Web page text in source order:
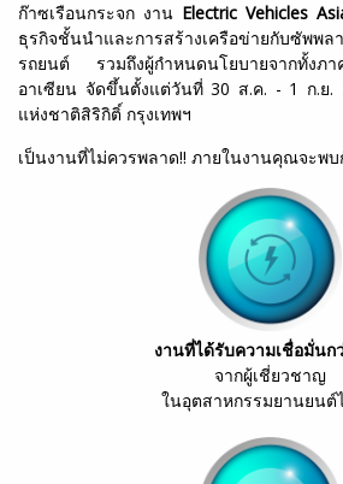
ก๊าซเรือนกระจก งาน Electric Vehicles
ธุรกิจชั้นนำและการสร้างเครือข่ายกับซัพพ
รถยนต์ รวมถึงผู้กำหนดนโยบายจากทั้งภา
อาเซียน จัดขึ้นตั้งแต่วันที่ 30 ส.ค. - 1 ก.ย.
แห่งชาติสิริกิติ์ กรุงเทพฯ
เป็นงานที่ไม่ควรพลาด!! ภายในงานคุณจะพ
งานที่ได้รับความเชื่อมั่นก
จากผู้เชี่ยวชาญ
ในอุตสาหกรรมยานยนต์